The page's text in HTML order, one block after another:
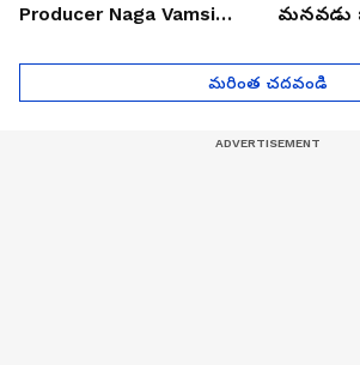
Producer Naga Vamsi
మనవడు
Move
మరింత చదవండి